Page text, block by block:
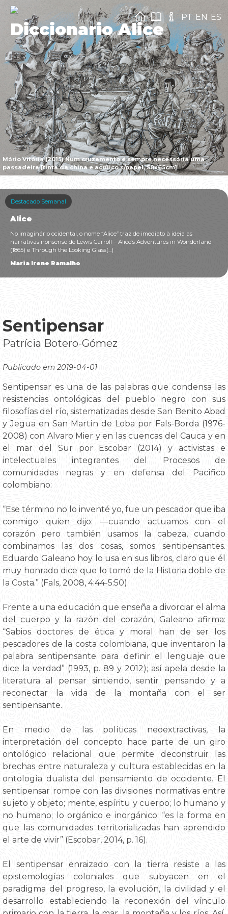
Mário Vitória (2015) Num cruzamento é sempre necessária uma
passadeira [tinta da china e acrílico s/papel, 50x65cm]
Diccionario Alice
PT EN ES
Destacado Semanal
Alice
No imaginário ocidental, o nome “Alice” traz de imediato à ideia as
narrativas nonsense de Lewis Carroll – Alice’s Adventures in Wonderland
(1865) e Through the Looking Glass(...)
Maria Irene Ramalho
Sentipensar
Patrícia Botero-Gómez
Publicado em 2019-04-01
Sentipensar es una de las palabras que condensa las
resistencias ontológicas del pueblo negro con sus
filosofías del río, sistematizadas desde San Benito Abad
y Jegua en San Martín de Loba por Fals-Borda (1976-
2008) con Alvaro Mier y en las cuencas del Cauca y en
el mar del Sur por Escobar (2014) y activistas e
intelectuales integrantes del Procesos de
comunidades negras y en defensa del Pacífico
colombiano:
“Ese término no lo inventé yo, fue un pescador que iba
conmigo quien dijo: —cuando actuamos con el
corazón pero también usamos la cabeza, cuando
combinamos las dos cosas, somos sentipensantes.
Eduardo Galeano hoy lo usa en sus libros, claro que él
muy honrado dice que lo tomó de la Historia doble de
la Costa.” (Fals, 2008, 4:44-5:50).
Frente a una educación que enseña a divorciar el alma
del cuerpo y la razón del corazón, Galeano afirma:
“Sabios doctores de ética y moral han de ser los
pescadores de la costa colombiana, que inventaron la
palabra sentipensante para definir el lenguaje que
dice la verdad” (1993, p. 89 y 2012); así apela desde la
literatura al pensar sintiendo, sentir pensando y a
reconectar la vida de la montaña con el ser
sentipensante.
En medio de las políticas neoextractivas, la
interpretación del concepto hace parte de un giro
ontológico relacional que permite deconstruir las
brechas entre naturaleza y cultura establecidas en la
ontología dualista del pensamiento de occidente. El
sentipensar rompe con las divisiones normativas entre
sujeto y objeto; mente, espíritu y cuerpo; lo humano y
no humano; lo orgánico e inorgánico: “es la forma en
que las comunidades territorializadas han aprendido
el arte de vivir” (Escobar, 2014, p. 16).
El sentipensar enraizado con la tierra resiste a las
epistemologías coloniales que subyacen en el
paradigma del progreso, la evolución, la civilidad y el
desarrollo estableciendo la reconexión del vínculo